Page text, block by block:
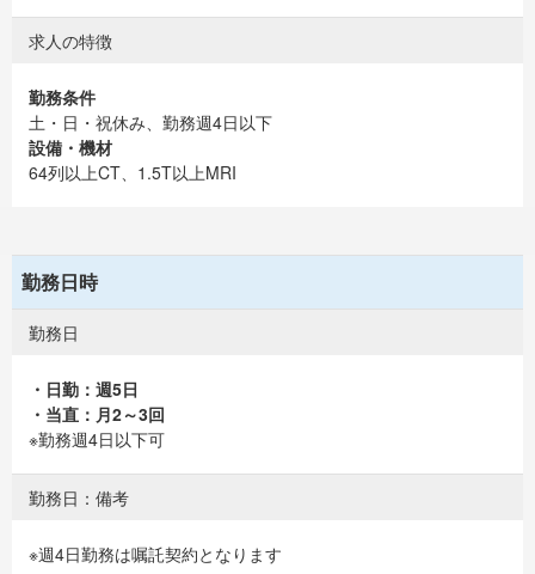
求人の特徴
勤務条件
土・日・祝休み、勤務週4日以下
設備・機材
64列以上CT、1.5T以上MRI
勤務日時
勤務日
・日勤：週5日
・当直：月2～3回
※勤務週4日以下可
勤務日：備考
※週4日勤務は嘱託契約となります